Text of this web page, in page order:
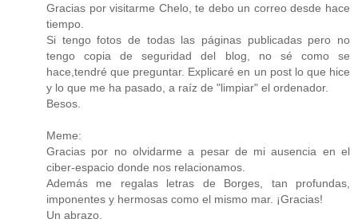
Gracias por visitarme Chelo, te debo un correo desde hace
tiempo.
Si tengo fotos de todas las páginas publicadas pero no
tengo copia de seguridad del blog, no sé como se
hace,tendré que preguntar. Explicaré en un post lo que hice
y lo que me ha pasado, a raíz de "limpiar" el ordenador.
Besos.
Meme:
Gracias por no olvidarme a pesar de mi ausencia en el
ciber-espacio donde nos relacionamos.
Además me regalas letras de Borges, tan profundas,
imponentes y hermosas como el mismo mar. ¡Gracias!
Un abrazo.